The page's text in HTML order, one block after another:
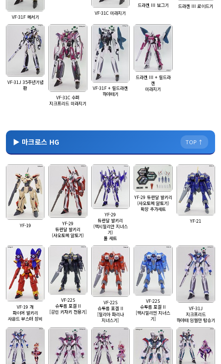
VF-31F 메서기
VF-31C 미라지기
드라켄 III 보그기 드라켄 III 로이드기
VF-31J 35주년기념
판
VF-31C 수퍼
지크프리드 미라지기
VF-31F + 릴드라켄
하야테기
드라켄 III + 릴드라
켄
미라지기
▶ 마크로스 HG TOP ↑
YF-19
YF-29
듀란달 발키리
(사오토메 알토기)
YF-29
듀란달 발키리
(맥시밀리안 지너스
기)
풀 세트
YF-29 듀란달 발키리
(사오토메 알토기)
확장 추가세트
YF-21
VF-19 개
파이어 발키리
사운드 부스터 장비
VF-22S
슈투름 포겔 II
[감린 키자키 전용기]
VF-22S
슈투름 포겔 II
[밀리아 파리나
지너스기]
VF-22S
슈투름 포겔 II
[맥시밀리언 지너스
기]
VF-31J
지크프리드
하야테 임멜만 탑승기